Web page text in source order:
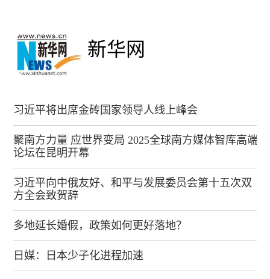
新华网
习近平将出席金砖国家领导人线上峰会
聚南方力量 应世界变局 2025全球南方媒体智库高端
论坛在昆明开幕
习近平向中俄友好、和平与发展委员会第十五次双
方全会致贺辞
多地延长婚假，政策如何更好落地？
日媒：日本少子化进程加速